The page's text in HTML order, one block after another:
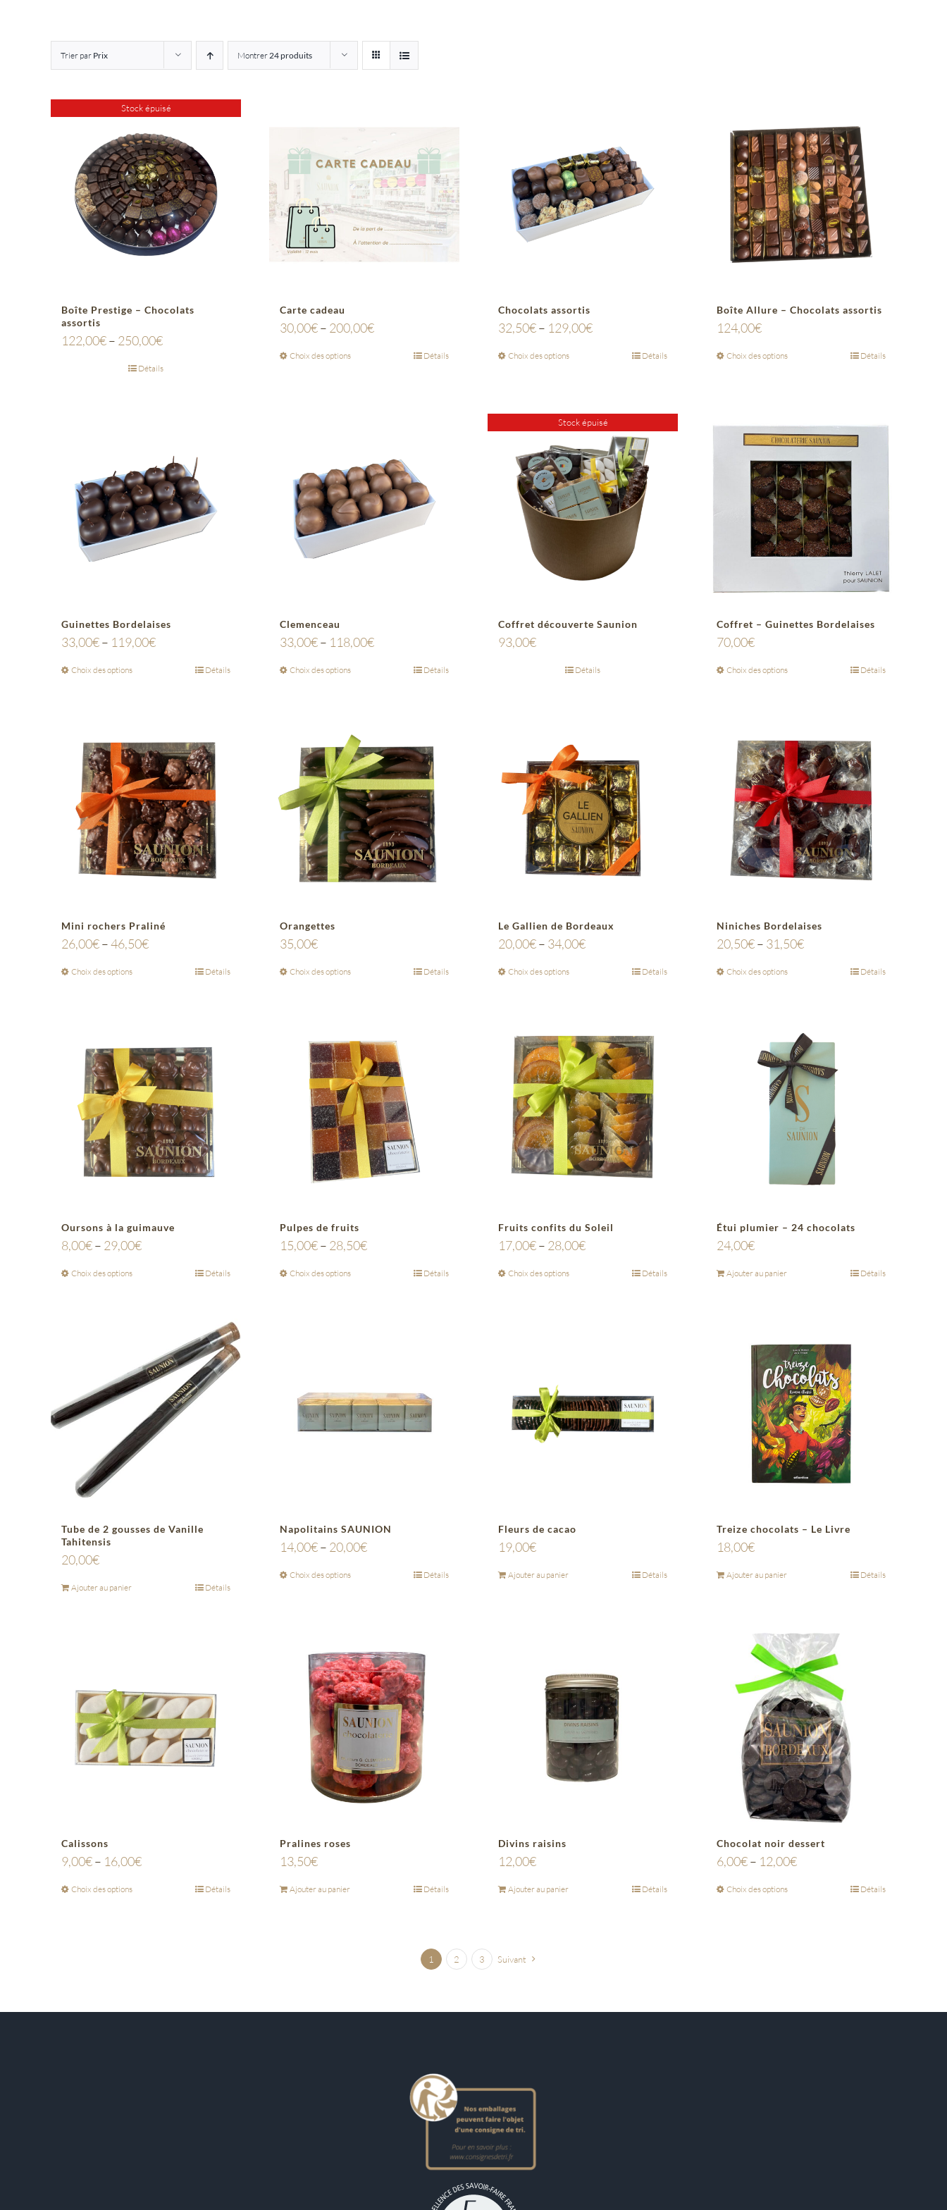
Trier par Prix Montrer24 produits
Stock épuisé
Boîte Prestige – Chocolats
assortis
122,00€– 250,00€
Détails
Carte cadeau
30,00€– 200,00€
Choix des options Détails
Chocolats assortis
32,50€– 129,00€
Choix des options Détails
Boîte Allure – Chocolats assortis
124,00€
Choix des options Détails
Guinettes Bordelaises
33,00€– 119,00€
Choix des options Détails
Clemenceau
33,00€– 118,00€
Choix des options Détails
Stock épuisé
Coffret découverte Saunion
93,00€
Détails
Coffret – Guinettes Bordelaises
70,00€
Choix des options Détails
Mini rochers Praliné
26,00€–46,50€
Choix des options Détails
Orangettes
35,00€
Choix des options Détails
Le Gallien de Bordeaux
20,00€– 34,00€
Choix des options Détails
Niniches Bordelaises
20,50€– 31,50€
Choix des options Détails
Oursons à la guimauve
8,00€– 29,00€
Choix des options Détails
Pulpes de fruits
15,00€– 28,50€
Choix des options Détails
Fruits confits du Soleil
17,00€– 28,00€
Choix des options Détails
Étui plumier – 24 chocolats
24,00€
Ajouter au panier Détails
Tube de 2 gousses de Vanille
Tahitensis
20,00€
Ajouter au panier Détails
Napolitains SAUNION
14,00€– 20,00€
Choix des options Détails
Fleurs de cacao
19,00€
Ajouter au panier Détails
Treize chocolats – Le Livre
18,00€
Ajouter au panier Détails
Calissons
9,00€– 16,00€
Choix des options Détails
Pralines roses
13,50€
Ajouter au panier Détails
Divins raisins
12,00€
Ajouter au panier Détails
Chocolat noir dessert
6,00€– 12,00€
Choix des options Détails
1 2 3 Suivant